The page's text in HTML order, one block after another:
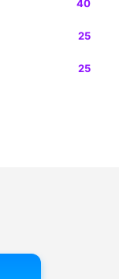
40
25
25